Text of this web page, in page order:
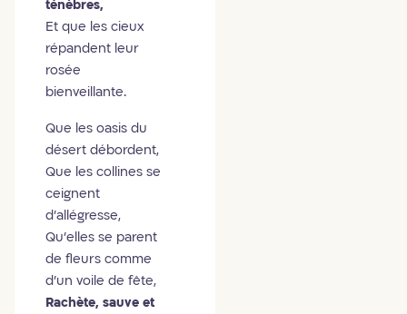
ténèbres,
Et que les cieux
répandent leur
rosée
bienveillante.
Que les oasis du
désert débordent,
Que les collines se
ceignent
d'allégresse,
Qu'elles se parent
de fleurs comme
d'un voile de fête,
Rachète, sauve et